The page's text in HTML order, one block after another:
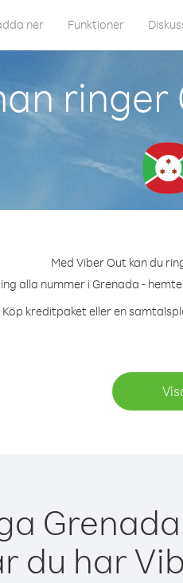
ner Funktioner
Med Viber Out kan du
alla nummer i Grenada -
Köp kreditpaket eller en
du har